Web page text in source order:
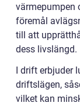
värmepumpen
föremål
till att
dess livslängd.
I drift erbjuder
driftslägen,
vilket kan